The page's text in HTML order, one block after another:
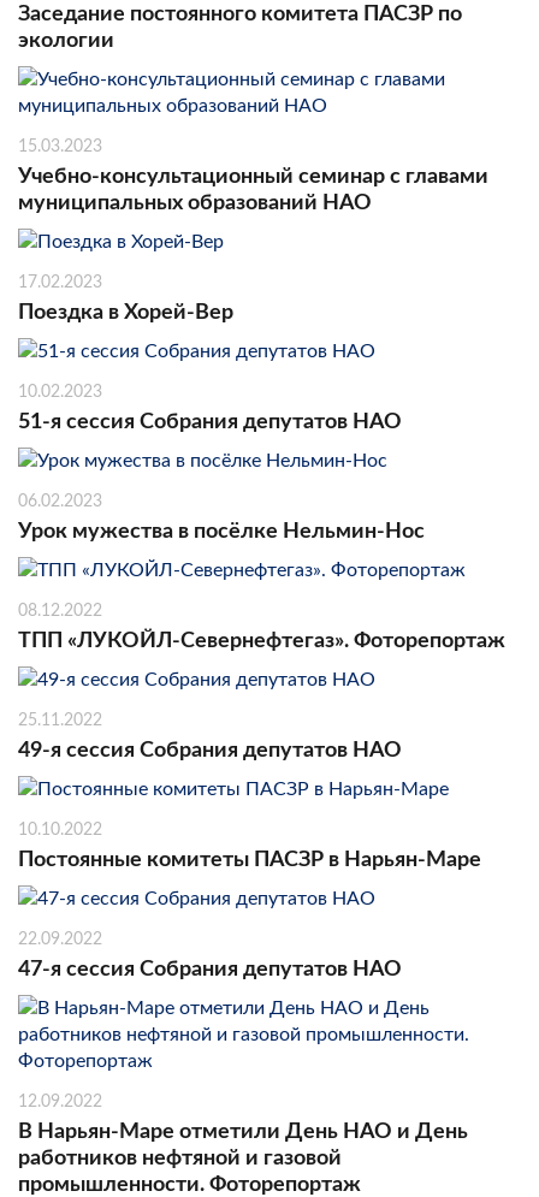
Заседание постоянного комитета ПАСЗР по
экологии
15.03.2023
Учебно-консультационный семинар с главами
муниципальных образований НАО
17.02.2023
Поездка в Хорей-Вер
10.02.2023
51-я сессия Собрания депутатов НАО
06.02.2023
Урок мужества в посёлке Нельмин-Нос
08.12.2022
ТПП «ЛУКОЙЛ-Севернефтегаз». Фоторепортаж
25.11.2022
49-я сессия Собрания депутатов НАО
10.10.2022
Постоянные комитеты ПАСЗР в Нарьян-Маре
22.09.2022
47-я сессия Собрания депутатов НАО
12.09.2022
В Нарьян-Маре отметили День НАО и День
работников нефтяной и газовой
промышленности. Фоторепортаж